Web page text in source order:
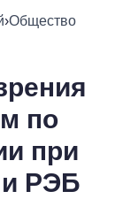
›Общество
по
при
и РЭБ